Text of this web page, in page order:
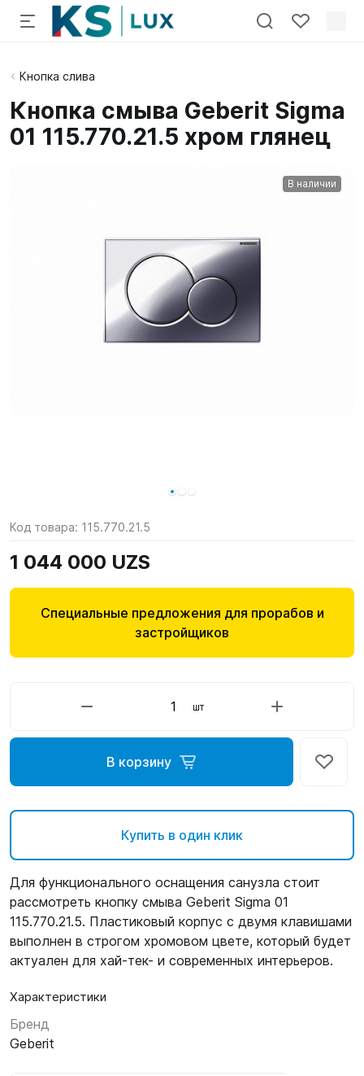
Кнопка слива
Кнопка смыва Geberit Sigma
01 115.770.21.5 хром глянец
В наличии
Код товара: 115.770.21.5
1 044 000 UZS
Специальные предложения для прорабов и
застройщиков
шт
В корзину
Купить в один клик
Для функционального оснащения санузла стоит
рассмотреть кнопку смыва Geberit Sigma 01
115.770.21.5. Пластиковый корпус с двумя клавишами
выполнен в строгом хромовом цвете, который будет
актуален для хай-тек- и современных интерьеров.
Характеристики
Бренд
Geberit